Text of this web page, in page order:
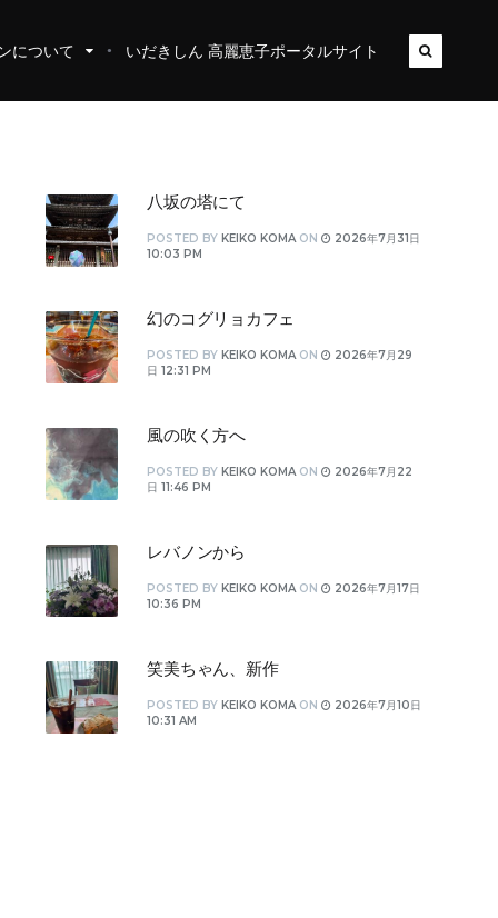
について いだきしん 高麗恵子ポータルサイト
八坂の塔にて
POSTED BY KEIKO KOMA ON
2026年7月31日
10:03 PM
幻のコグリョカフェ
POSTED BY KEIKO KOMA ON
2026年7月29
日 12:31 PM
風の吹く方へ
POSTED BY KEIKO KOMA ON
2026年7月22
日 11:46 PM
レバノンから
POSTED BY KEIKO KOMA ON
2026年7月17日
10:36 PM
笑美ちゃん、新作
POSTED BY KEIKO KOMA ON
2026年7月10日
10:31 AM